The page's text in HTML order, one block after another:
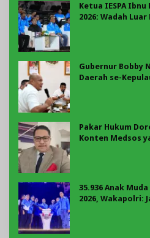
Ketua IESPA
2026: Wadah
Gubernur Bobby
Daerah se-
Pakar Hukum
Konten Medsos
35.936 Anak
2026, Wakapolri: